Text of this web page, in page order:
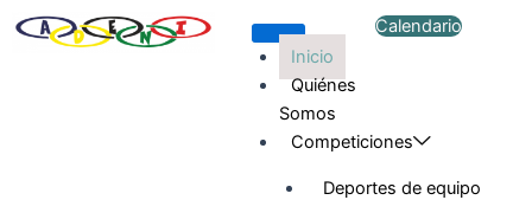
Inicio
Quiénes
Somos
Competiciones
Deportes de equipo
Calendario